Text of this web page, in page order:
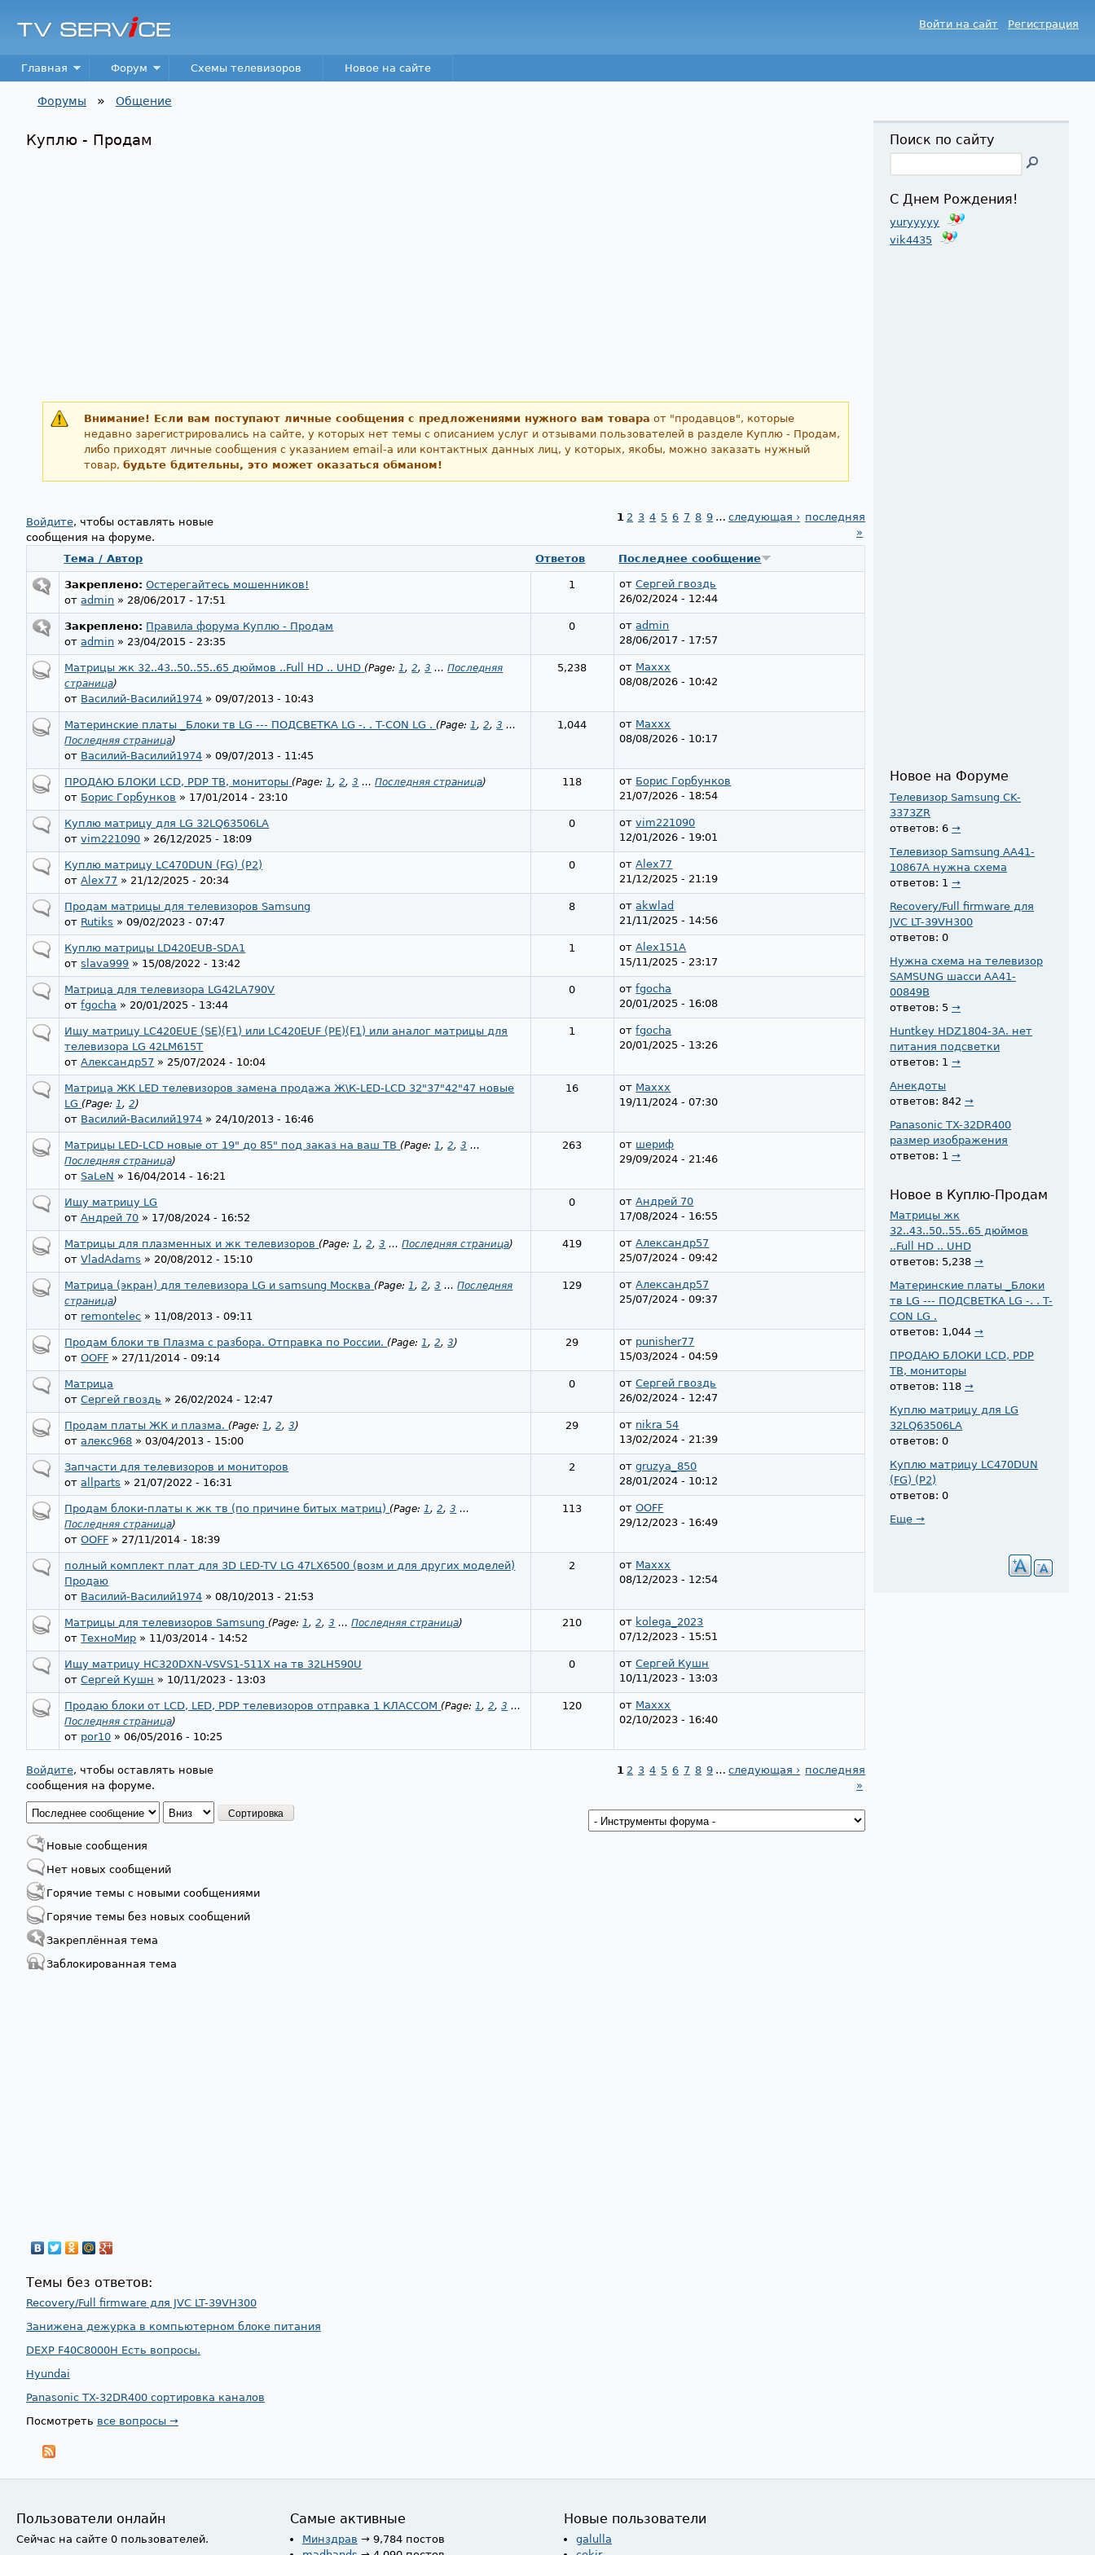
TV
Service
Войти на сайт Регистрация
Main menu
Главная Форум Схемы телевизоров Новое на сайте
Форумы » Общение
Куплю - Продам
Внимание! Если вам поступают личные сообщения с предложениями нужного вам товара от "продавцов", которые
недавно зарегистрировались на сайте, у которых нет темы с описанием услуг и отзывами пользователей в разделе Куплю - Продам,
либо приходят личные сообщения с указанием email-а или контактных данных лиц, у которых, якобы, можно заказать нужный
товар, будьте бдительны, это может оказаться обманом!
Войдите, чтобы оставлять новые
сообщения на форуме.
Страницы 1 2 3 4 5 6 7 8 9 … следующая › последняя
»
Тема / Автор Ответов Последнее сообщение
Закреплено: Остерегайтесь мошенников!
отadmin » 28/06/2017 - 17:51
1 отСергей гвоздь
26/02/2024 - 12:44
Закреплено: Правила форума Куплю - Продам
отadmin » 23/04/2015 - 23:35
0 отadmin
28/06/2017 - 17:57
Матрицы жк 32..43..50..55..65 дюймов ..Full HD .. UHD (Page:1,2,3 …Последняя
страница)
от Василий-Василий1974 » 09/07/2013 - 10:43
5,238 от Maxxx
08/08/2026 - 10:42
Материнские платы _Блоки тв LG --- ПОДСВЕТКА LG -. . T-CON LG . (Page:1,2,3 …
Последняя страница)
от Василий-Василий1974 » 09/07/2013 - 11:45
1,044 от Maxxx
08/08/2026 - 10:17
ПРОДАЮ БЛОКИ LCD, PDP ТВ, мониторы (Page:1,2,3 …Последняя страница)
от Борис Горбунков » 17/01/2014 - 23:10
118 от Борис Горбунков
21/07/2026 - 18:54
Куплю матрицу для LG 32LQ63506LA
отvim221090 » 26/12/2025 - 18:09
0 отvim221090
12/01/2026 - 19:01
Куплю матрицу LC470DUN (FG) (P2)
отAlex77 » 21/12/2025 - 20:34
0 отAlex77
21/12/2025 - 21:19
Продам матрицы для телевизоров Samsung
от Rutiks » 09/02/2023 - 07:47
8 отakwlad
21/11/2025 - 14:56
Куплю матрицы LD420EUB-SDA1
отslava999 » 15/08/2022 - 13:42
1 отAlex151A
15/11/2025 - 23:17
Матрица для телевизора LG42LA790V
отfgocha » 20/01/2025 - 13:44
0 отfgocha
20/01/2025 - 16:08
Ищу матрицу LC420EUE (SE)(F1) или LC420EUF (PE)(F1) или аналог матрицы для
телевизора LG 42LM615T
отАлександр57 » 25/07/2024 - 10:04
1 отfgocha
20/01/2025 - 13:26
Матрица ЖК LED телевизоров замeна продажа Ж\К-LED-LCD 32"37"42"47 новые
LG (Page:1,2)
от Василий-Василий1974 » 24/10/2013 - 16:46
16 от Maxxx
19/11/2024 - 07:30
Матрицы LED-LCD новые от 19" до 85" под заказ на ваш ТВ (Page:1,2,3 …
Последняя страница)
отSaLeN » 16/04/2014 - 16:21
263 от шериф
29/09/2024 - 21:46
Ищу матрицу LG
отАндрей 70 » 17/08/2024 - 16:52
0 отАндрей 70
17/08/2024 - 16:55
Матрицы для плазменных и жк телевизоров (Page:1,2,3 …Последняя страница)
отVladAdams » 20/08/2012 - 15:10
419 отАлександр57
25/07/2024 - 09:42
Матрица (экран) для телевизора LG и samsung Москва (Page:1,2,3 …Последняя
страница)
от remontelec » 11/08/2013 - 09:11
129 отАлександр57
25/07/2024 - 09:37
Продам блоки тв Плазма с разбора. Отправка по России. (Page:1,2,3)
отOOFF » 27/11/2014 - 09:14
29 от punisher77
15/03/2024 - 04:59
Матрица
отСергей гвоздь » 26/02/2024 - 12:47
0 отСергей гвоздь
26/02/2024 - 12:47
Продам платы ЖК и плазма. (Page:1,2,3)
оталекс968 » 03/04/2013 - 15:00
29 от nikra 54
13/02/2024 - 21:39
Запчасти для телевизоров и мониторов
отallparts » 21/07/2022 - 16:31
2 отgruzya_850
28/01/2024 - 10:12
Продам блоки-платы к жк тв (по причине битых матриц) (Page:1,2,3 …
Последняя страница)
отOOFF » 27/11/2014 - 18:39
113 отOOFF
29/12/2023 - 16:49
полный комплeкт плат для 3D LED-TV LG 47LX6500 (возм и для других модeлeй)
Продаю
от Василий-Василий1974 » 08/10/2013 - 21:53
2 от Maxxx
08/12/2023 - 12:54
Матрицы для телевизоров Samsung (Page:1,2,3 …Последняя страница)
отТехноМир » 11/03/2014 - 14:52
210 от kolega_2023
07/12/2023 - 15:51
Ищу матрицу HC320DXN-VSVS1-511X на тв 32LH590U
отСергей Кушн » 10/11/2023 - 13:03
0 отСергей Кушн
10/11/2023 - 13:03
Продаю блоки от LCD, LED, PDP телевизоров отправка 1 КЛАССОМ (Page:1,2,3 …
Последняя страница)
от por10 » 06/05/2016 - 10:25
120 от Maxxx
02/10/2023 - 16:40
Войдите, чтобы оставлять новые
сообщения на форуме.
Страницы
1 2 3 4 5 6 7 8 9 … следующая › последняя
»
Новые сообщения
Нет новых сообщений
Горячие темы с новыми сообщениями
Горячие темы без новых сообщений
Закреплённая тема
Заблокированная тема
Темы без ответов:
Recovery/Full firmware для JVC LT-39VH300
Занижена дежурка в компьютерном блоке питания
DEXP F40C8000H Есть вопросы.
Hyundai
Panasonic TX-32DR400 сортировка каналов
Посмотреть все вопросы →
Поиск по сайту
С Днем Рождения!
yuryyyyy
vik4435
Новое на Форуме
Телевизор Samsung CK-
3373ZR
ответов: 6→
Телевизор Samsung AA41-
10867A нужна схема
ответов: 1→
Recovery/Full firmware для
JVC LT-39VH300
ответов: 0
Нужна схема на телевизор
SAMSUNG шасси AA41-
00849B
ответов: 5→
Huntkey HDZ1804-3A. нет
питания подсветки
ответов: 1→
Анекдоты
ответов: 842→
Panasonic TX-32DR400
размер изображения
ответов: 1→
Новое в Куплю-Продам
Матрицы жк
32..43..50..55..65 дюймов
..Full HD .. UHD
ответов: 5,238→
Материнские платы _Блоки
тв LG --- ПОДСВЕТКА LG -. . T-
CON LG .
ответов: 1,044→
ПРОДАЮ БЛОКИ LCD, PDP
ТВ, мониторы
ответов: 118→
Куплю матрицу для LG
32LQ63506LA
ответов: 0
Куплю матрицу LC470DUN
(FG) (P2)
ответов: 0
Еще →
Пользователи онлайн
Сейчас на сайте 0 пользователей.
Самые активные
Минздрав → 9,784 постов
Новые пользователи
galulla